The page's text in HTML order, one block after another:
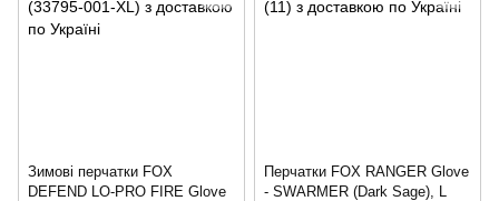
Зимові перчатки FOX
DEFEND LO-PRO FIRE Glove
Перчатки FOX RANGER Glove
- SWARMER (Dark Sage), L